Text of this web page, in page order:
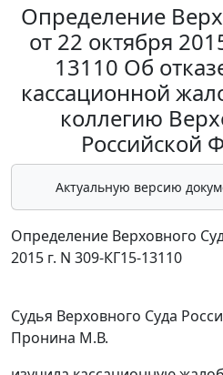
Определение
от 22 октября
13110 Об
кассационной
коллегию
Российской
Актуальную версию
Определение Верховного
2015 г. N 309-КГ15-13110
Судья Верховного Суда
Пронина М.В.